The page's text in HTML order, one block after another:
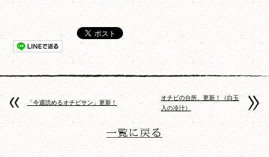
「今週読めるオチビサン」更新！
オチビの台所、更新！（白玉
入の冷汁）